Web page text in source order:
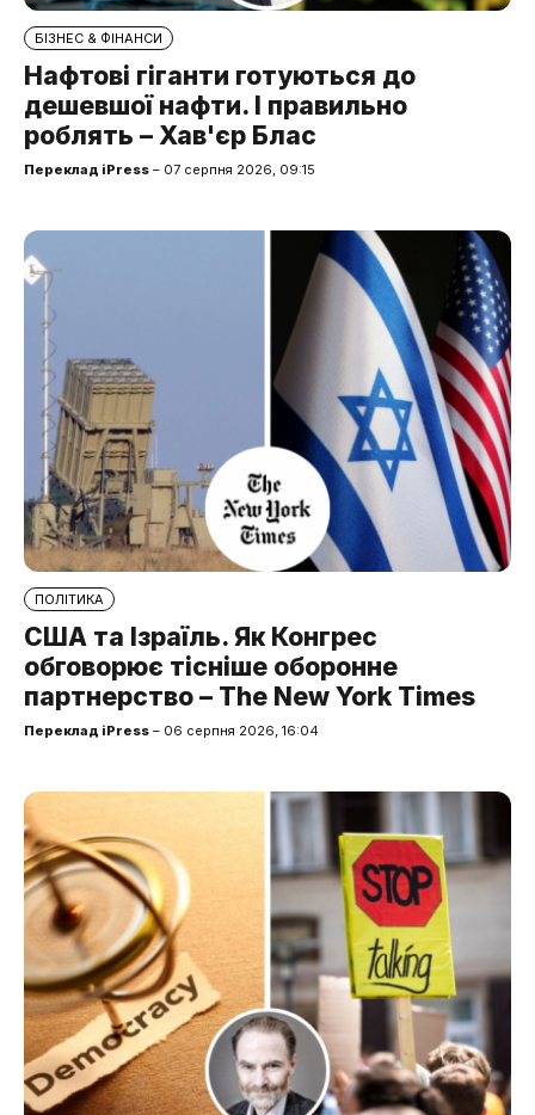
БІЗНЕС & ФІНАНСИ
Нафтові гіганти готуються до
дешевшої нафти. І правильно
роблять – Хав'єр Блас
Переклад iPress – 07 серпня 2026, 09:15
ПОЛІТИКА
США та Ізраїль. Як Конгрес
обговорює тісніше оборонне
партнерство – The New York Times
Переклад iPress – 06 серпня 2026, 16:04